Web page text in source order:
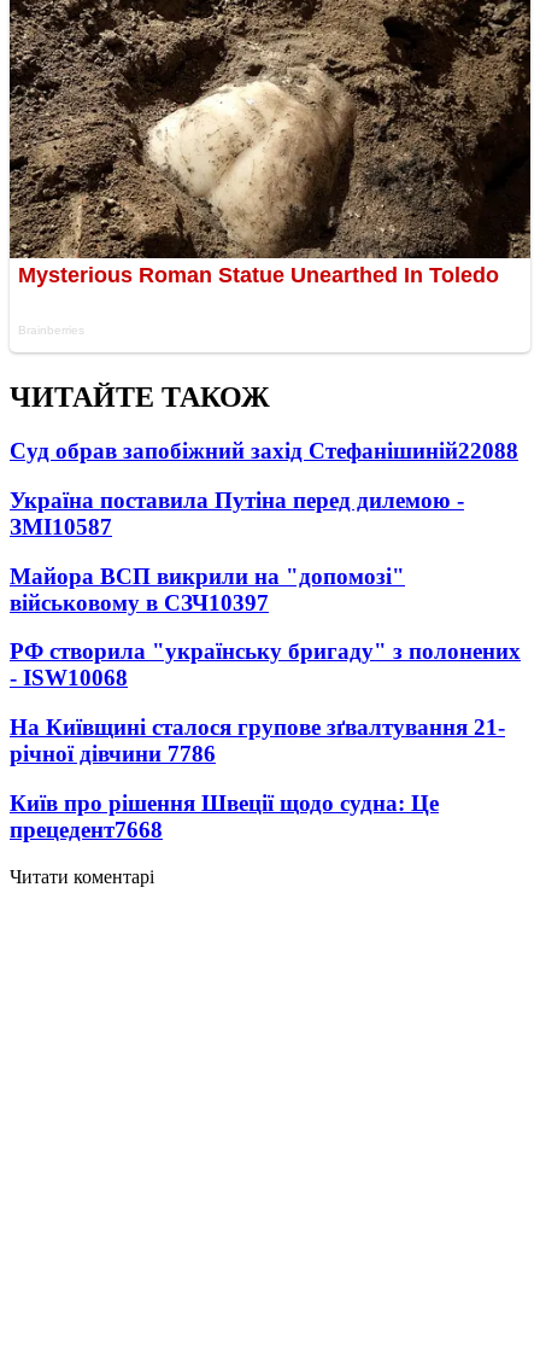
ЧИТАЙТЕ ТАКОЖ
Суд обрав запобіжний захід Стефанішиній22088
Україна поставила Путіна перед дилемою -
ЗМІ10587
Майора ВСП викрили на "допомозі"
військовому в СЗЧ10397
РФ створила "українську бригаду" з полонених
- ISW10068
На Київщині сталося групове зґвалтування 21-
річної дівчини 7786
Київ про рішення Швеції щодо судна: Це
прецедент7668
Читати коментарі